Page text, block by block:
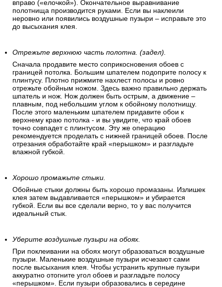
вправо («елочкой»). Окончательное выравнивание
полотнища производится руками. Если вы наклеили
неровно или появились воздушные пузыри – исправьте это
до высыхания клея.
Отрежьте верхнюю часть полотна. (задел).
Сначала продавите место соприкосновения обоев с
границей потолка. Большим шпателем подоприте полосу к
плинтусу. Плотно прижмите нахлест полосы и ровно
отрежьте обойным ножом. Здесь важно правильно держать
шпатель и нож. Нож должен быть острым, а движение –
плавным, под небольшим углом к обойному полотнищу.
После этого маленьким шпателем придавите обои к
верхнему краю потолка - и вы увидите, что край обоев
точно совпадет с плинтусом. Эту же операцию
рекомендуется проделать с нижней границей обоев. После
отрезания обработайте край «перышком» и разгладьте
влажной губкой.
Хорошо промажьте стыки.
Обойные стыки должны быть хорошо промазаны. Излишек
клея затем выдавливается «перышком» и убирается
губкой. Если вы все сделали верно, то у вас получится
идеальный стык.
Уберите воздушные пузыри на обоях.
При поклеивании на обоях могут образоваться воздушные
пузыри. Маленькие воздушные пузыри исчезают сами
после высыхания клея. Чтобы устранить крупные пузыри
аккуратно отогните угол обоев и разгладьте полосу
«перышком». Если пузыри образовались в середине